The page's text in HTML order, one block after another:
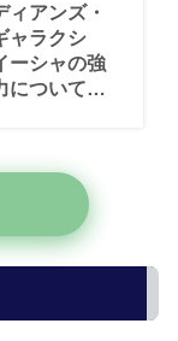
ィアンズ・
ャラクシ
ーシャの強
について解